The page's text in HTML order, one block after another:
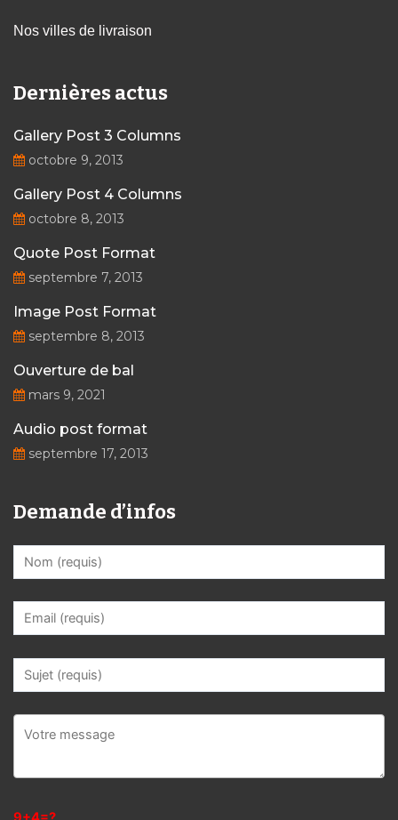
Nos villes de livraison
Dernières actus
Gallery Post 3 Columns
octobre 9, 2013
Gallery Post 4 Columns
octobre 8, 2013
Quote Post Format
septembre 7, 2013
Image Post Format
septembre 8, 2013
Ouverture de bal
mars 9, 2021
Audio post format
septembre 17, 2013
Demande d’infos